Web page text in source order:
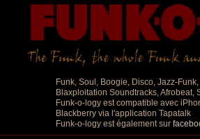
Funk, Soul, Boogie, Disco, Jazz-
Blaxploitation Soundtracks, Afrobeat,
Funk-o-logy est compatible avec
Blackberry via l'application Tapatalk
Funk-o-logy est également sur